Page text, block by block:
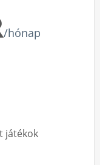
/hónap
játékok